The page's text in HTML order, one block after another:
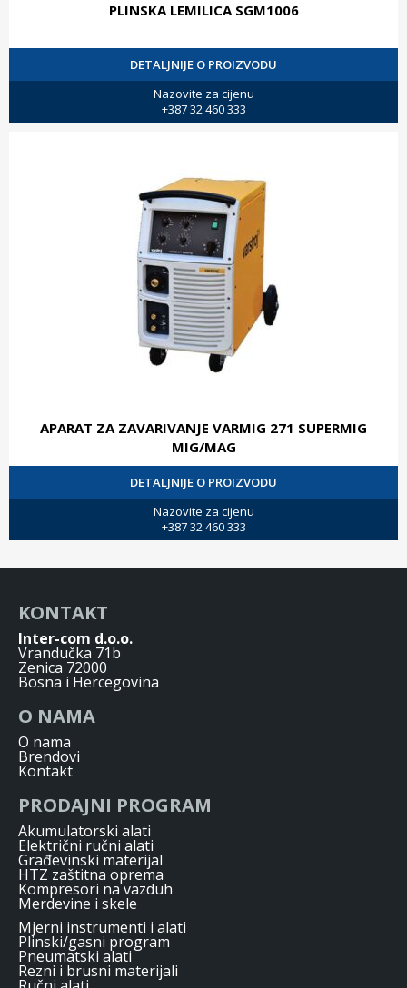
PLINSKA LEMILICA SGM1006
DETALJNIJE O PROIZVODU
Nazovite za cijenu
+387 32 460 333
APARAT ZA ZAVARIVANJE VARMIG 271 SUPERMIG
MIG/MAG
DETALJNIJE O PROIZVODU
Nazovite za cijenu
+387 32 460 333
KONTAKT
Inter-com d.o.o.
Vrandučka 71b
Zenica 72000
Bosna i Hercegovina
O NAMA
O nama
Brendovi
Kontakt
PRODAJNI PROGRAM
Akumulatorski alati
Električni ručni alati
Građevinski materijal
HTZ zaštitna oprema
Kompresori na vazduh
Merdevine i skele
Mjerni instrumenti i alati
Plinski/gasni program
Pneumatski alati
Rezni i brusni materijali